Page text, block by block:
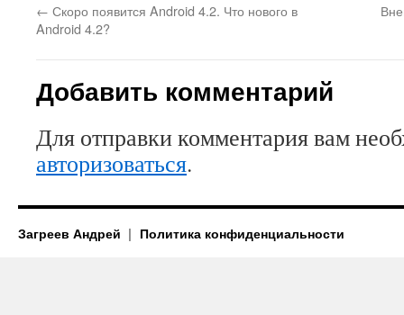
← Скоро появится Android 4.2. Что нового в
Android 4.2?
Добавить комментарий
Для отправки комментария вам
авторизоваться.
Загреев Андрей Политика конфиденциальности